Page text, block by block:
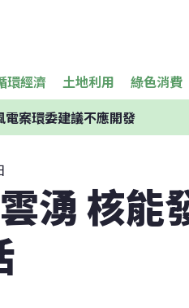
環經濟 土地利用 綠色消費
案環委建議不應開發
湧 核能